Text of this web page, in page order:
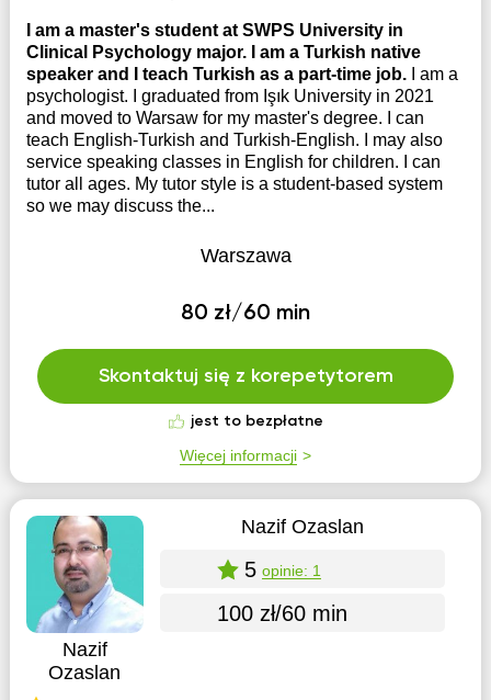
I am a master's student at SWPS University in
Clinical Psychology major. I am a Turkish native
speaker and I teach Turkish as a part-time job.
I am a
psychologist. I graduated from Işık University in 2021
and moved to Warsaw for my master's degree. I can
teach English-Turkish and Turkish-English. I may also
service speaking classes in English for children. I can
tutor all ages. My tutor style is a student-based system
so we may discuss the...
Warszawa
80 zł/60 min
Skontaktuj się z korepetytorem
jest to bezpłatne
Więcej informacji
Nazif
Ozaslan
Nazif Ozaslan
5 opinie: 1
100 zł/60 min